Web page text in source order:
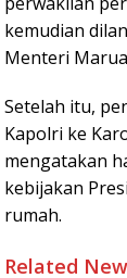
kemudian
Menteri
Setelah itu,
Kapolri ke
mengatakan
kebijakan
rumah.
Related